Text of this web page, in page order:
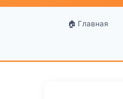
🏠 Главная